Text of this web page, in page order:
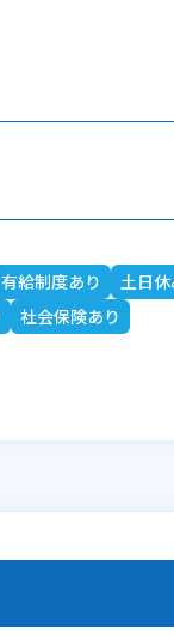
有給制度あり
土日
社会保険あり